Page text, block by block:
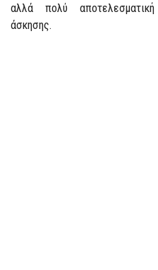
αλλά πολύ αποτελεσματική
άσκησης.